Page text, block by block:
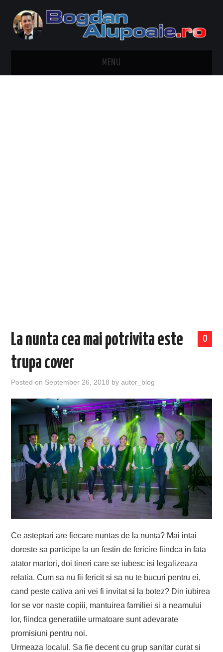
MENU
0
La nunta cea mai potrivita este
trupa cover
Posted on September 26, 2018 byautor_blog
Ce asteptari are fiecare nuntas de la nunta? Mai intai
doreste sa participe la un festin de fericire fiindca in fata
atator martori, doi tineri care se iubesc isi legalizeaza
relatia. Cum sa nu fii fericit si sa nu te bucuri pentru ei,
cand peste cativa ani vei fi invitat si la botez? Din iubirea
lor se vor naste copiii, mantuirea familiei si a neamului
lor, fiindca generatiile urmatoare sunt adevarate
promisiuni pentru noi.
Urmeaza localul. Sa fie decent cu grup sanitar curat si